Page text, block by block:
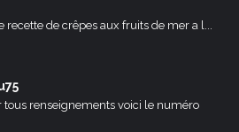
recette de crêpes aux fruits de mer a l...
tous renseignements voici le numéro